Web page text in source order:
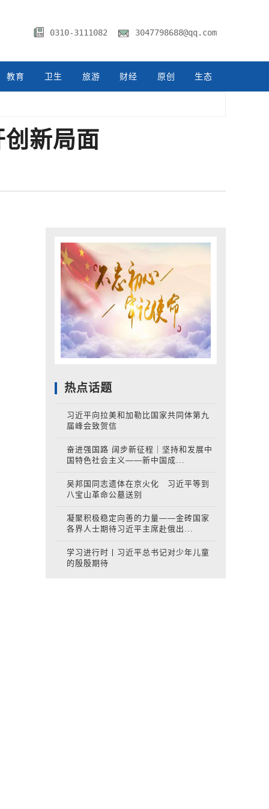
0310-3111082 3047798688@qq.com
教育 卫生 旅游 财经 原创 生态
新局面
热点话题
习近平向拉美和加勒比国家共同体第九
届峰会致贺信
奋进强国路 阔步新征程｜坚持和发展中
国特色社会主义——新中国成...
吴邦国同志遗体在京火化 习近平等到
八宝山革命公墓送别
凝聚积极稳定向善的力量——金砖国家
各界人士期待习近平主席赴俄出...
学习进行时丨习近平总书记对少年儿童
的殷殷期待